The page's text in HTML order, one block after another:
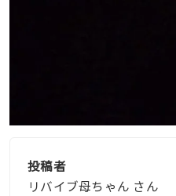
投稿者
リバイブ母ちゃん さん